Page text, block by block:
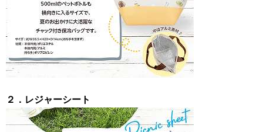
２．レジャーシート